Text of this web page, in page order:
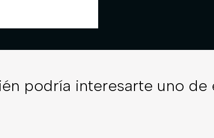
podría interesarte uno de